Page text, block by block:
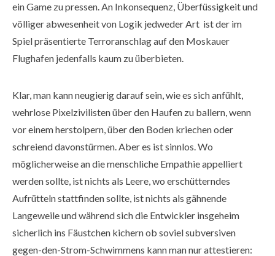
ein Game zu pressen. An Inkonsequenz, Überfüssigkeit und
völliger abwesenheit von Logik jedweder Art ist der im
Spiel präsentierte Terroranschlag auf den Moskauer
Flughafen jedenfalls kaum zu überbieten.
Klar, man kann neugierig darauf sein, wie es sich anfühlt,
wehrlose Pixelzivilisten über den Haufen zu ballern, wenn
vor einem herstolpern, über den Boden kriechen oder
schreiend davonstürmen. Aber es ist sinnlos. Wo
möglicherweise an die menschliche Empathie appelliert
werden sollte, ist nichts als Leere, wo erschütterndes
Aufrütteln stattfinden sollte, ist nichts als gähnende
Langeweile und während sich die Entwickler insgeheim
sicherlich ins Fäustchen kichern ob soviel subversiven
gegen-den-Strom-Schwimmens kann man nur attestieren: